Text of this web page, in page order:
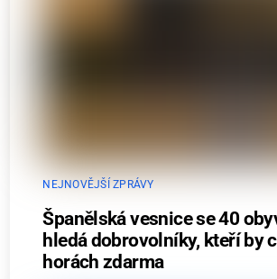
NEJNOVĚJŠÍ ZPRÁVY
Španělská vesnice se 40
hledá dobrovolníky, kteří by
horách zdarma